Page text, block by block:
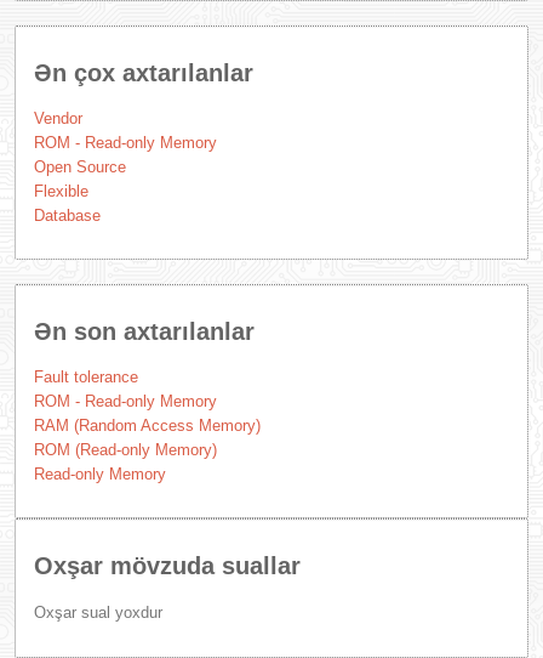
Ən çox axtarılanlar
Vendor
ROM - Read-only Memory
Open Source
Flexible
Database
Ən son axtarılanlar
Fault tolerance
ROM - Read-only Memory
RAM (Random Access Memory)
ROM (Read-only Memory)
Read-only Memory
Oxşar mövzuda suallar
Oxşar sual yoxdur